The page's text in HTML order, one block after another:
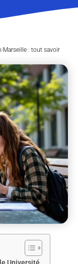
Marseille : tout savoir